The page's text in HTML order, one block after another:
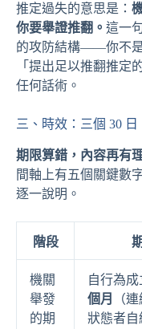
推定過失的意思是：
你要舉證推翻。 這一
的攻防結構——你不
「提出足以推翻推定
任何話術。
三、時效：三個 30 日
期限算錯，內容再有
間軸上有五個關鍵數
逐一說明。
階段
機關
舉發
的期
自行為
個月
（
狀態者自